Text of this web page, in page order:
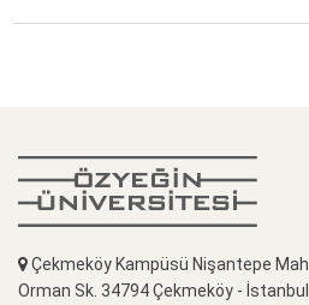
Çekmeköy Kampüsü Nişantepe Mah.
Orman Sk. 34794 Çekmeköy - İstanbul